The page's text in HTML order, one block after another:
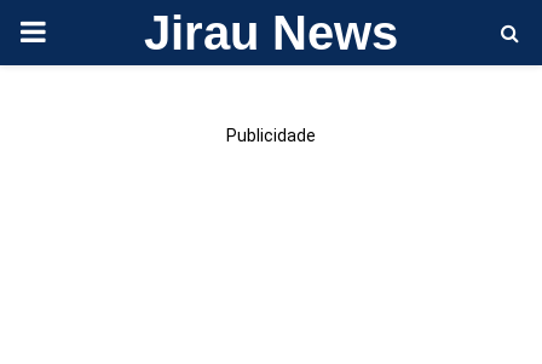
PRIMARY Jirau News
Publicidade